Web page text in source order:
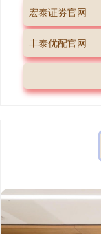
宏泰证券官网
丰泰优配官网